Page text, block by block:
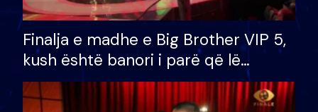
Finalja e madhe e Big Brother VIP 5,
kush është banori i parë që lë
shtëpinë dhe humb mundësinë për
të fituar çmimin e madh